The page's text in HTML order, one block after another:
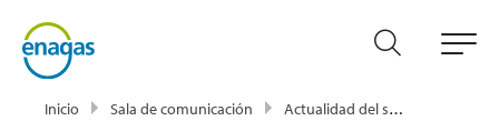
Inicio Sala de comunicación Actualidad del sector energético - Enagás